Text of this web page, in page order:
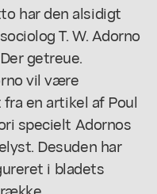
har den alsidigt
T. W. Adorno
getreue.
vil være
en artikel af Poul
specielt Adornos
Desuden har
i bladets